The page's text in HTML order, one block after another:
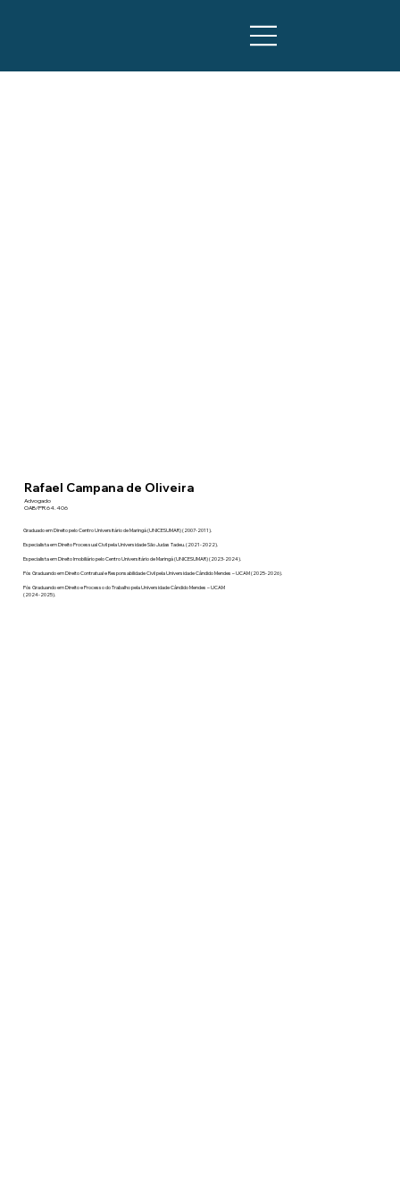
Rafael Campana de Oliveira
Advogado
OAB/PR 64.406
Graduado em Direito pelo Centro Universitário de Maringá (UNICESUMAR) (2007-2011).
Especialista em Direito Processual Civil pela Universidade São Judas Tadeu. (2021-2022).
Especialista em Direito Imobiliário pelo Centro Universitário de Maringá (UNICESUMAR) (2023-2024).
Pós Graduando em Direito Contratual e Responsabilidade Civil pela Universidade Cândido Mendes – UCAM (2025-2026).
Pós Graduando em Direito e Processo do Trabalho pela Universidade Cândido Mendes – UCAM
(2024-2025).